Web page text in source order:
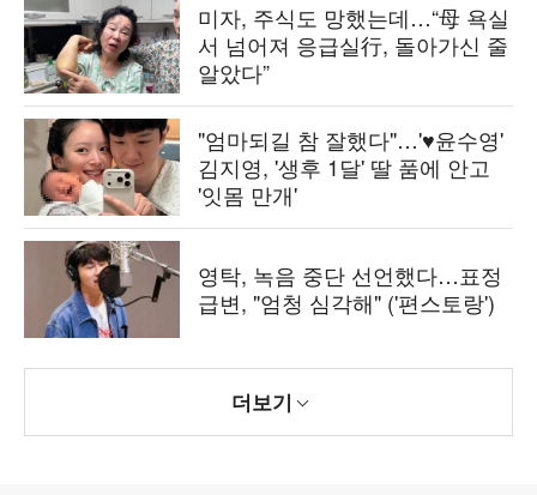
미자, 주식도 망했는데…“母 욕실
서 넘어져 응급실行, 돌아가신 줄
알았다”
"엄마되길 참 잘했다"…'♥윤수영'
김지영, '생후 1달' 딸 품에 안고
'잇몸 만개'
영탁, 녹음 중단 선언했다…표정
급변, "엄청 심각해" ('편스토랑')
더보기